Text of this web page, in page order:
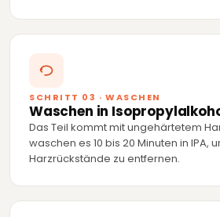
SCHRITT 03 · WASCHEN
Waschen in
Das Teil kommt mit ungehärtetem
waschen es 10 bis 20 Minuten in IPA,
Harzrückstände zu entfernen.